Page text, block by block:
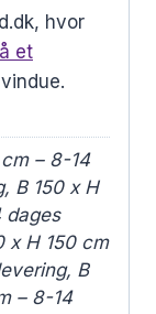
hvor
et
– 8-14
B 150 x H
dages
x H 150 cm
B
– 8-14